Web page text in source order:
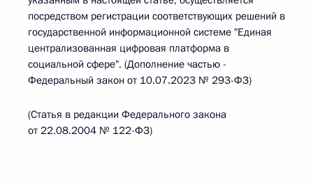
посредством регистрации соответствующих решений в
государственной информационной системе "Единая
централизованная цифровая платформа в
социальной сфере". (Дополнение частью -
Федеральный закон от 10.07.2023 № 293-ФЗ)
(Статья в редакции Федерального закона
от 22.08.2004 № 122-ФЗ)